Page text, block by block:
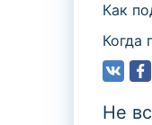
Как
Когда
Не